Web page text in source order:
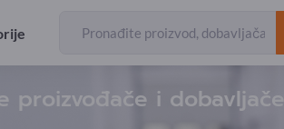
proizvođače i dobavljače